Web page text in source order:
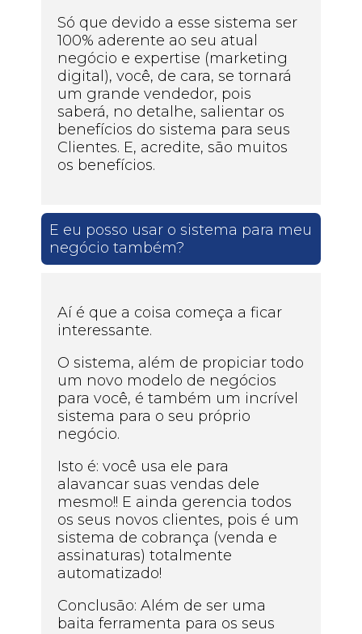
Só que devido a esse sistema ser
100% aderente ao seu atual
negócio e expertise (marketing
digital), você, de cara, se tornará
um grande vendedor, pois
saberá, no detalhe, salientar os
benefícios do sistema para seus
Clientes. E, acredite, são muitos
os benefícios.
E eu posso usar o sistema para meu
negócio também?
Aí é que a coisa começa a ficar
interessante.
O sistema, além de propiciar todo
um novo modelo de negócios
para você, é também um incrível
sistema para o seu próprio
negócio.
Isto é: você usa ele para
alavancar suas vendas dele
mesmo!! E ainda gerencia todos
os seus novos clientes, pois é um
sistema de cobrança (venda e
assinaturas) totalmente
automatizado!
Conclusão: Além de ser uma
baita ferramenta para os seus